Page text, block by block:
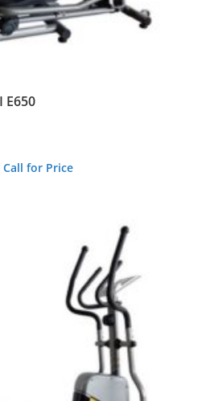
E650
Call for Price